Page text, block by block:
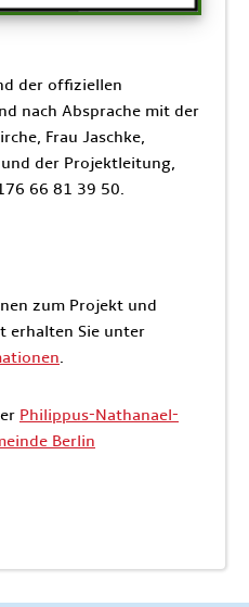
der offiziellen
nach Absprache mit der
Frau Jaschke,
der Projektleitung,
66 81 39 50.
zum Projekt und
erhalten Sie unter
.
Philippus-Nathanael-
Berlin